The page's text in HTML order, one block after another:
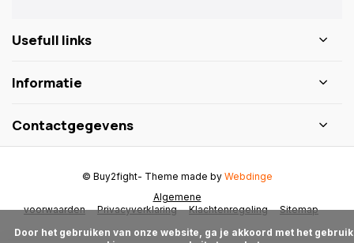
Usefull links
Informatie
Contactgegevens
Algemene
voorwaarden
Privacyverklaring Klachtenregeling Sitemap
© Buy2fight- Theme made by Webdinge